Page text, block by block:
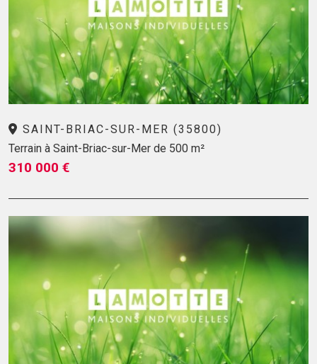
SAINT-BRIAC-SUR-MER (35800)
Terrain à Saint-Briac-sur-Mer de 500 m²
310 000 €